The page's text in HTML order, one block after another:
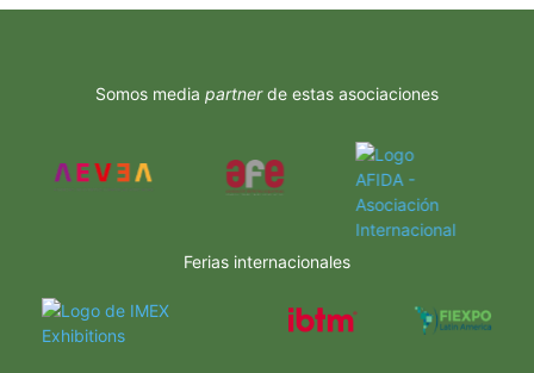
Somos media partnerde estas asociaciones
Ferias internacionales